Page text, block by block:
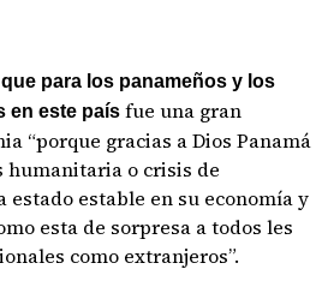
para los panameños y los
en este país fue una gran
“porque gracias a Dios Panamá
humanitaria o crisis de
estado estable en su economía y
esta de sorpresa a todos les
como extranjeros”.